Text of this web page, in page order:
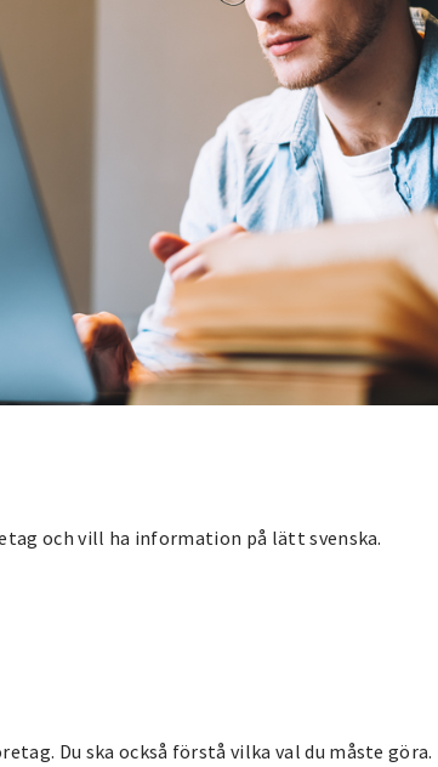
och vill ha information på lätt svenska.
Du ska också förstå vilka val du måste göra.